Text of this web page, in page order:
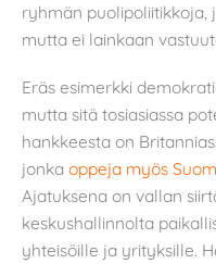
ryhmän
mutta ei lainkaan
Eräs esimerkki
mutta sitä tosiasiassa
hankkeesta on
jonka oppeja myös
Ajatuksena on vallan
keskushallinnolta
yhteisöille ja yrityksille.